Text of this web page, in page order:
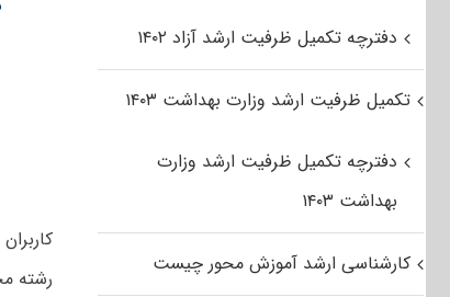
رشته
دفترچه تکمیل ظرفیت ارشد آزاد ۱۴۰۲
تکمیل ظرفیت ارشد وزارت بهداشت ۱۴۰۳
دفترچه تکمیل ظرفیت ارشد وزارت
بهداشت ۱۴۰۳
کارشناسی ارشد آموزش محور چیست